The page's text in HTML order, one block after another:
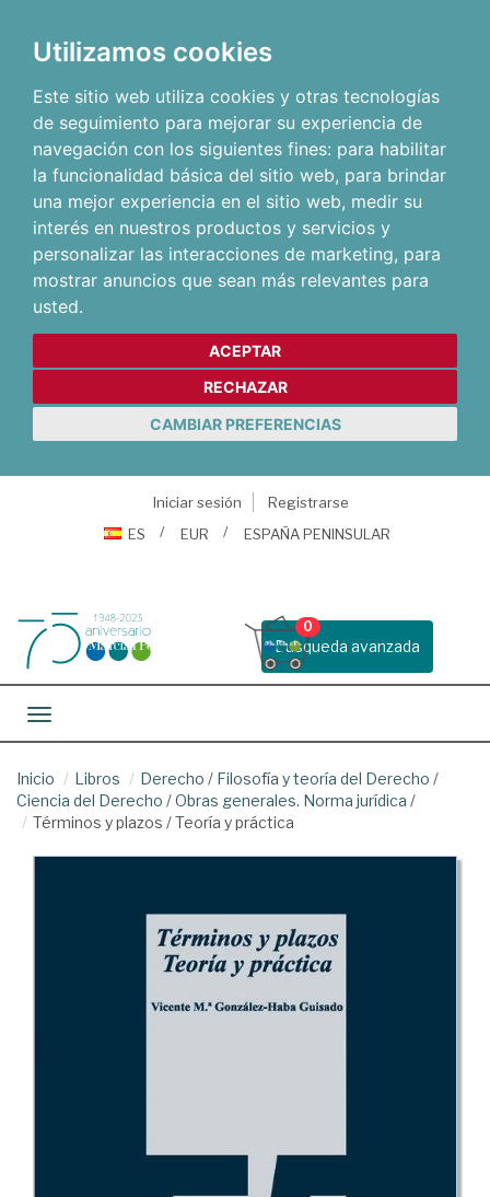
Utilizamos cookies
Este sitio web utiliza cookies y otras tecnologías
de seguimiento para mejorar su experiencia de
navegación con los siguientes fines: para habilitar
la funcionalidad básica del sitio web, para brindar
una mejor experiencia en el sitio web, medir su
interés en nuestros productos y servicios y
personalizar las interacciones de marketing, para
mostrar anuncios que sean más relevantes para
usted.
ACEPTAR
RECHAZAR
CAMBIAR PREFERENCIAS
Iniciar sesión
Registrarse
ES
EUR ESPAÑA PENINSULAR
Busqueda avanzada
0
Toggle navigation
Inicio Libros Derecho / Filosofía y teoría del Derecho /
Ciencia del Derecho /Obras generales. Norma jurídica /
Términos y plazos / Teoría y práctica